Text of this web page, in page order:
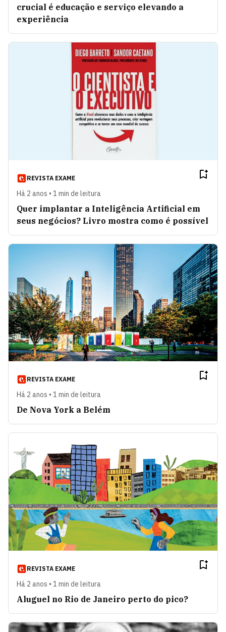
crucial é educação e serviço elevando a
experiência
REVISTA EXAME
Há 2 anos • 1 min de leitura
Quer implantar a Inteligência Artificial em
seus negócios? Livro mostra como é possível
REVISTA EXAME
Há 2 anos • 1 min de leitura
De Nova York a Belém
REVISTA EXAME
Há 2 anos • 1 min de leitura
Aluguel no Rio de Janeiro perto do pico?